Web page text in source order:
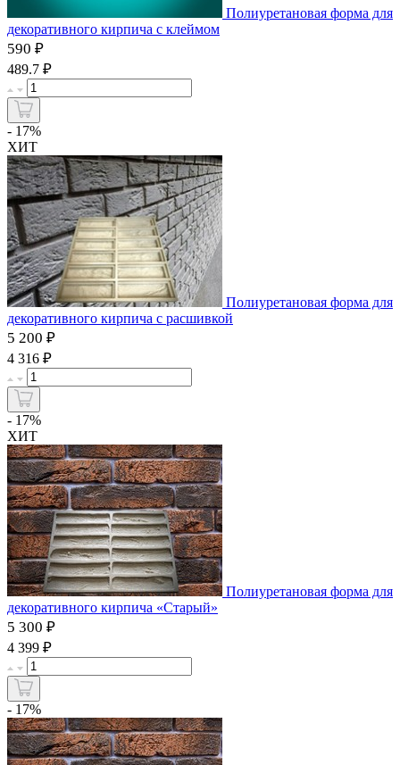
Полиуретановая форма для
декоративного кирпича с клеймом
590 ₽
489.7 ₽
- 17%
ХИТ
Полиуретановая форма для
декоративного кирпича с расшивкой
5 200 ₽
4 316 ₽
- 17%
ХИТ
Полиуретановая форма для
декоративного кирпича «Старый»
5 300 ₽
4 399 ₽
- 17%